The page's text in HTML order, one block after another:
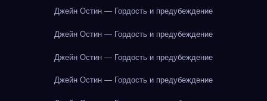
Джейн Остин — Гордость и предубеждение
Джейн Остин — Гордость и предубеждение
Джейн Остин — Гордость и предубеждение
Джейн Остин — Гордость и предубеждение